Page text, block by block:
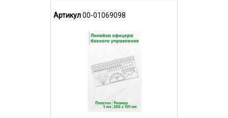
Артикул00-01069098